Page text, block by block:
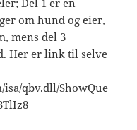
om hund og eier,
mens del 3
Her er link til selve
isa/qbv.dll/ShowQue